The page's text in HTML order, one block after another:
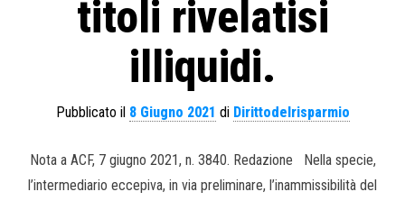
titoli rivelatisi
illiquidi.
Pubblicato il 8 Giugno 2021 di Dirittodelrisparmio
Nota a ACF, 7 giugno 2021, n. 3840. Redazione Nella specie,
l’intermediario eccepiva, in via preliminare, l’inammissibilità del